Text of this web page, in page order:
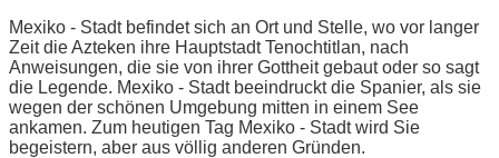
Mexiko - Stadt befindet sich an Ort und Stelle, wo vor langer
Zeit die Azteken ihre Hauptstadt Tenochtitlan, nach
Anweisungen, die sie von ihrer Gottheit gebaut oder so sagt
die Legende. Mexiko - Stadt beeindruckt die Spanier, als sie
wegen der schönen Umgebung mitten in einem See
ankamen. Zum heutigen Tag Mexiko - Stadt wird Sie
begeistern, aber aus völlig anderen Gründen.